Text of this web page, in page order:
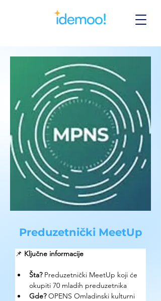
Preduzetnički MeetUp
📌 Ključne informacije
Šta? Preduzetnički MeetUp koji će
okupiti 70 mladih preduzetnika
Gde? OPENS Omladinski kulturni